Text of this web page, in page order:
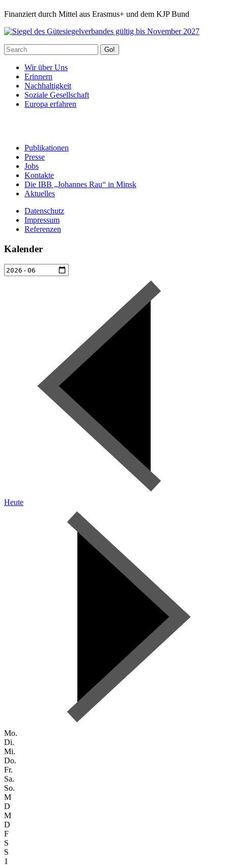
Finanziert durch Mittel aus Erasmus+ und dem KJP Bund
Go!
Wir über Uns
Erinnern
Nachhaltigkeit
Soziale Gesellschaft
Europa erfahren
Publikationen
Presse
Jobs
Kontakte
Die IBB „Johannes Rau“ in Minsk
Aktuelles
Datenschutz
Impressum
Referenzen
Kalender
Heute
Mo.
Di.
Mi.
Do.
Fr.
Sa.
So.
M
D
M
D
F
S
S
1